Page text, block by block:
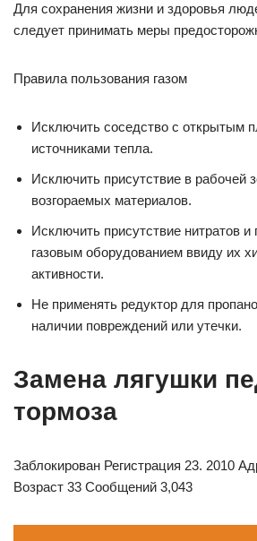
Для сохранения жизни и здоровья
следует принимать меры
Правила пользования газом
Исключить соседство с открытым
источниками тепла.
Исключить присутствие в рабочей
возгораемых материалов.
Исключить присутствие нитратов
газовым оборудованием ввиду их
активности.
Не применять редуктор для
наличии повреждений или утечки.
Замена лягушки
тормоза
Заблокирован Регистрация 23. 2010
Возраст 33 Сообщений 3,043